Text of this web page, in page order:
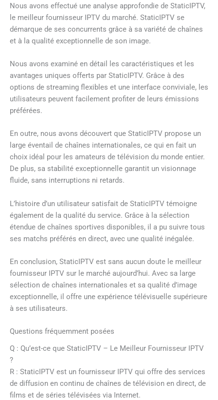
Nous avons effectué une analyse approfondie de StaticIPTV,
le meilleur fournisseur IPTV du marché. StaticIPTV se
démarque de ses concurrents grâce à sa variété de chaînes
et à la qualité exceptionnelle de son image.
Nous avons examiné en détail les caractéristiques et les
avantages uniques offerts par StaticIPTV. Grâce à des
options de streaming flexibles et une interface conviviale, les
utilisateurs peuvent facilement profiter de leurs émissions
préférées.
En outre, nous avons découvert que StaticIPTV propose un
large éventail de chaînes internationales, ce qui en fait un
choix idéal pour les amateurs de télévision du monde entier.
De plus, sa stabilité exceptionnelle garantit un visionnage
fluide, sans interruptions ni retards.
L’histoire d’un utilisateur satisfait de StaticIPTV témoigne
également de la qualité du service. Grâce à la sélection
étendue de chaînes sportives disponibles, il a pu suivre tous
ses matchs préférés en direct, avec une qualité inégalée.
En conclusion, StaticIPTV est sans aucun doute le meilleur
fournisseur IPTV sur le marché aujourd’hui. Avec sa large
sélection de chaînes internationales et sa qualité d’image
exceptionnelle, il offre une expérience télévisuelle supérieure
à ses utilisateurs.
Questions fréquemment posées
Q : Qu’est-ce que StaticIPTV – Le Meilleur Fournisseur IPTV
?
R : StaticIPTV est un fournisseur IPTV qui offre des services
de diffusion en continu de chaînes de télévision en direct, de
films et de séries télévisées via Internet.